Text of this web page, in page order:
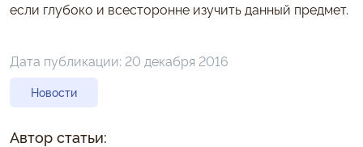
если глубоко и всесторонне изучить данный предмет.
Дата публикации: 20 декабря 2016
Новости
Автор статьи: